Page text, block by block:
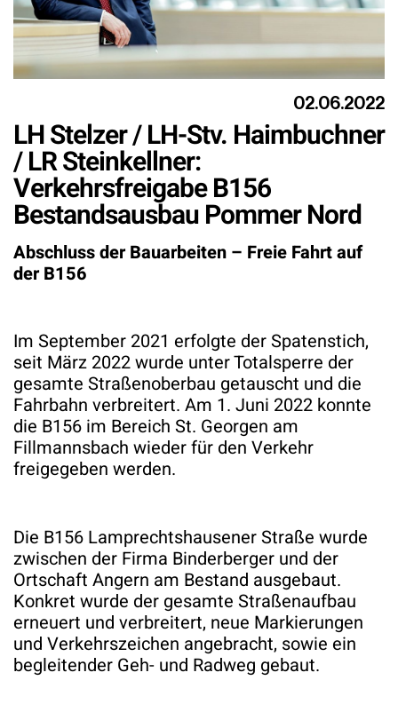
02.06.2022
LH Stelzer / LH-Stv. Haimbuchner
/ LR Steinkellner:
Verkehrsfreigabe B156
Bestandsausbau Pommer Nord
Abschluss der Bauarbeiten – Freie Fahrt auf
der B156
Im September 2021 erfolgte der Spatenstich,
seit März 2022 wurde unter Totalsperre der
gesamte Straßenoberbau getauscht und die
Fahrbahn verbreitert. Am 1. Juni 2022 konnte
die B156 im Bereich St. Georgen am
Fillmannsbach wieder für den Verkehr
freigegeben werden.
Die B156 Lamprechtshausener Straße wurde
zwischen der Firma Binderberger und der
Ortschaft Angern am Bestand ausgebaut.
Konkret wurde der gesamte Straßenaufbau
erneuert und verbreitert, neue Markierungen
und Verkehrszeichen angebracht, sowie ein
begleitender Geh- und Radweg gebaut.